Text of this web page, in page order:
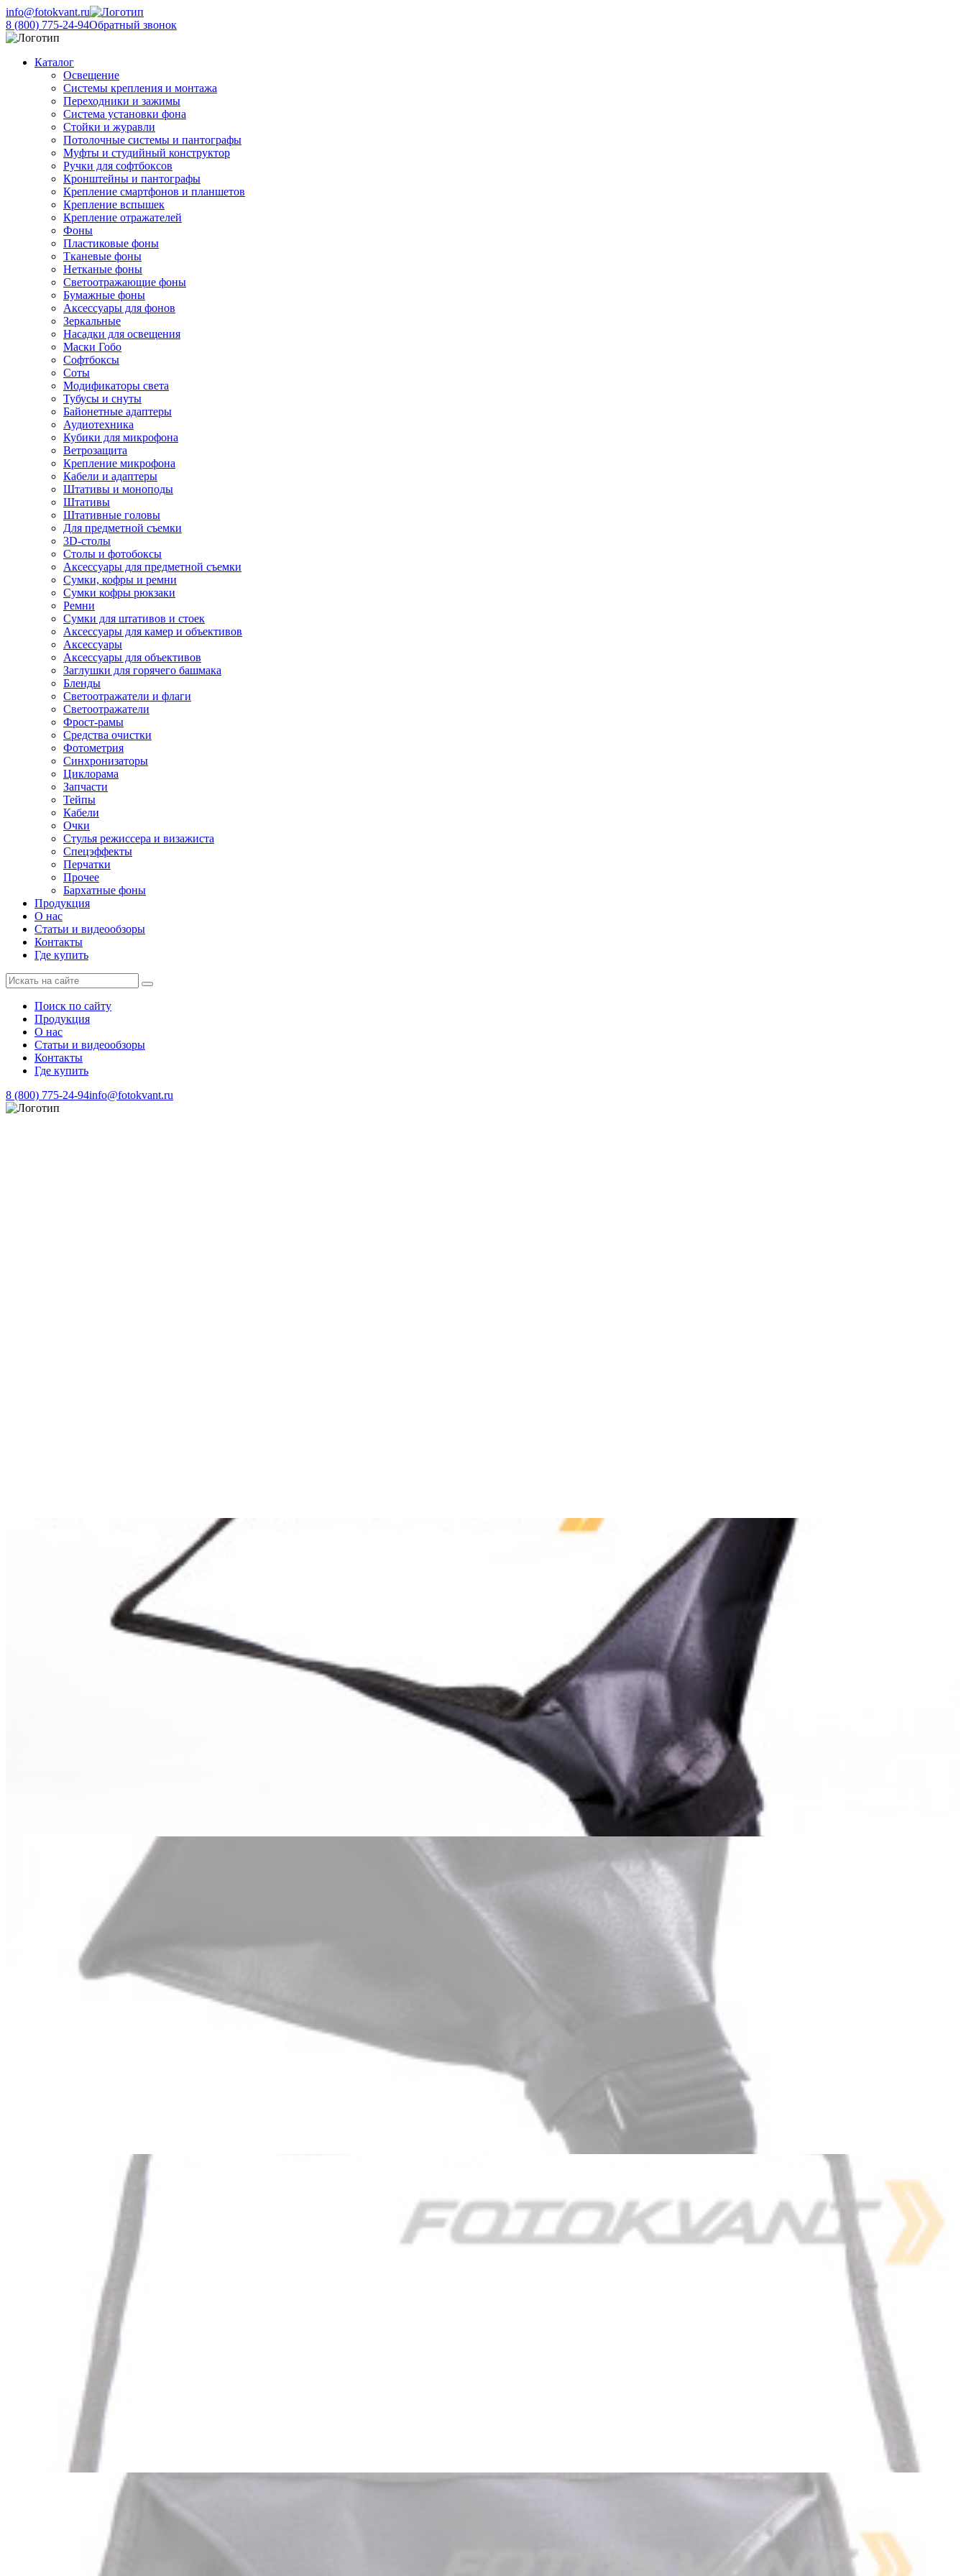
info@fotokvant.ru
8 (800) 775-24-94Обратный звонок
Каталог
Освещение
Системы крепления и монтажа
Переходники и зажимы
Система установки фона
Стойки и журавли
Потолочные системы и пантографы
Муфты и студийный конструктор
Ручки для софтбоксов
Кронштейны и пантографы
Крепление смартфонов и планшетов
Крепление вспышек
Крепление отражателей
Фоны
Пластиковые фоны
Тканевые фоны
Нетканые фоны
Светоотражающие фоны
Бумажные фоны
Аксессуары для фонов
Зеркальные
Насадки для освещения
Маски Гобо
Софтбоксы
Соты
Модификаторы света
Тубусы и снуты
Байонетные адаптеры
Аудиотехника
Кубики для микрофона
Ветрозащита
Крепление микрофона
Кабели и адаптеры
Штативы и моноподы
Штативы
Штативные головы
Для предметной съемки
3D-столы
Столы и фотобоксы
Аксессуары для предметной съемки
Сумки, кофры и ремни
Сумки кофры рюкзаки
Ремни
Сумки для штативов и стоек
Аксессуары для камер и объективов
Аксессуары
Аксессуары для объективов
Заглушки для горячего башмака
Бленды
Светоотражатели и флаги
Светоотражатели
Фрост-рамы
Средства очистки
Фотометрия
Синхронизаторы
Циклорама
Запчасти
Тейпы
Кабели
Очки
Стулья режиссера и визажиста
Спецэффекты
Перчатки
Прочее
Бархатные фоны
Продукция
О нас
Статьи и видеообзоры
Контакты
Где купить
Поиск по сайту
Продукция
О нас
Статьи и видеообзоры
Контакты
Где купить
8 (800) 775-24-94info@fotokvant.ru